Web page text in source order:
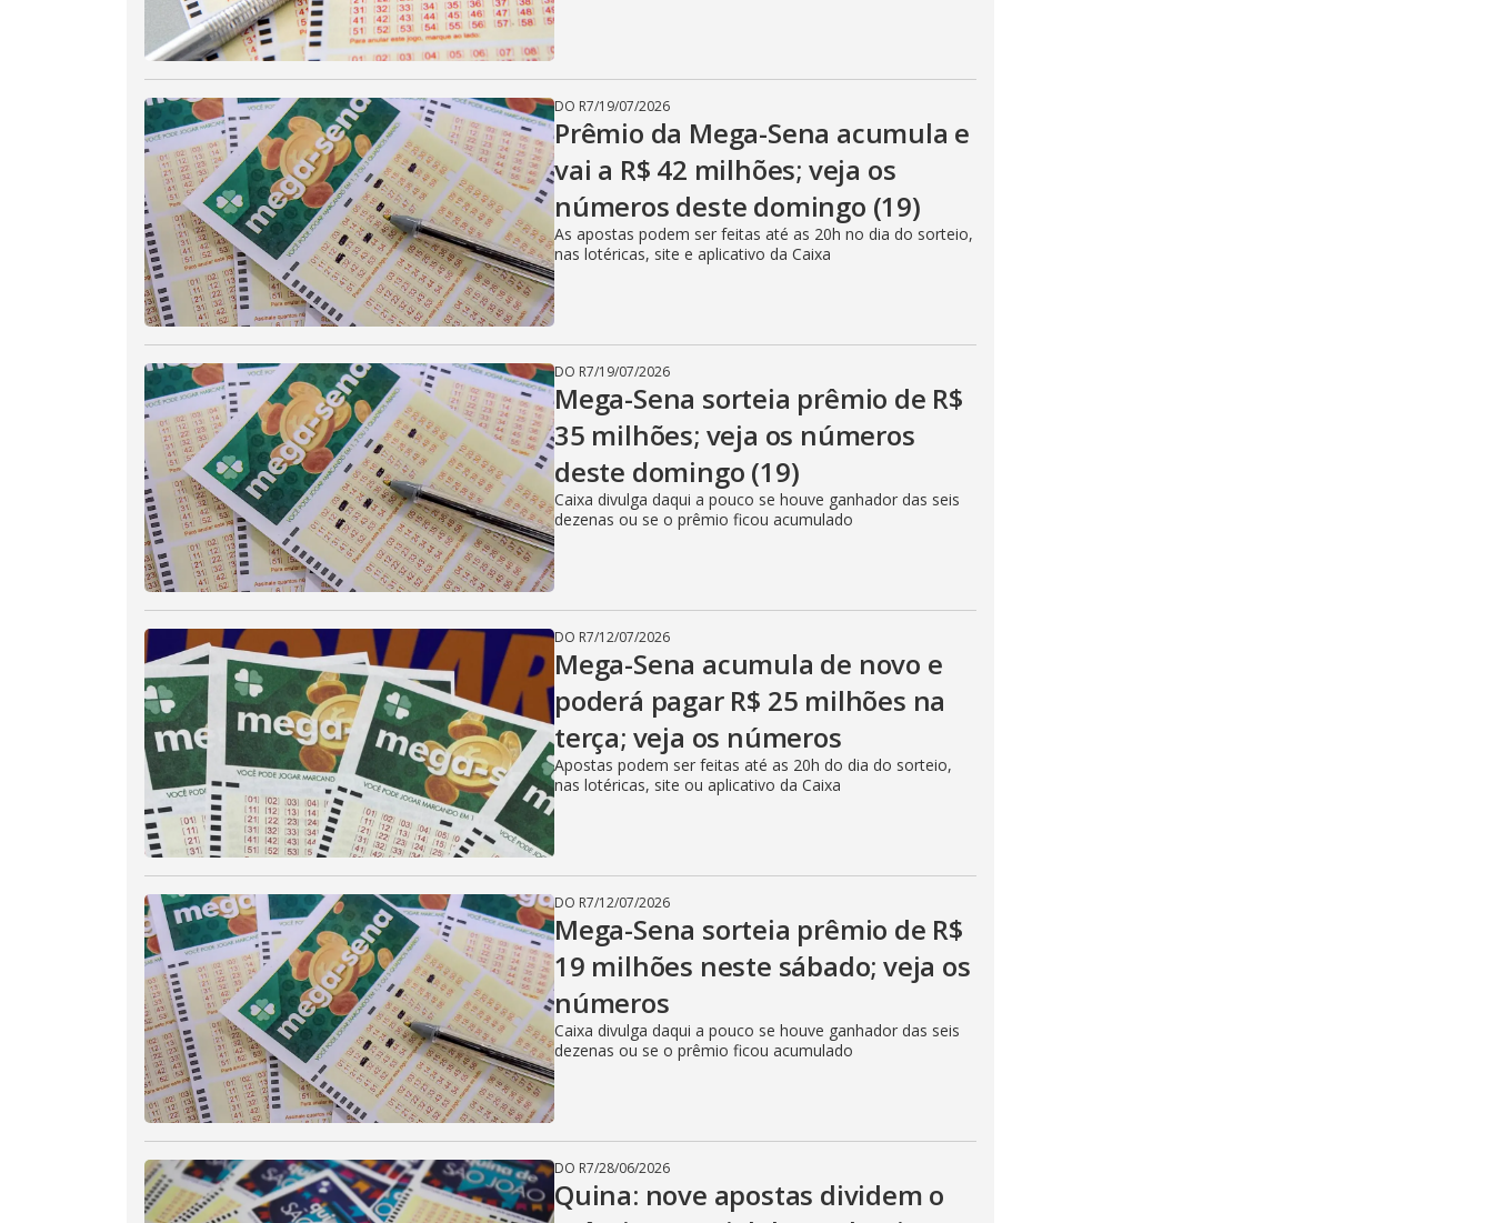
DO R7/19/07/2026
Prêmio da Mega-Sena acumula e
vai a R$ 42 milhões; veja os
números deste domingo (19)
As apostas podem ser feitas até as 20h no dia do sorteio,
nas lotéricas, site e aplicativo da Caixa
DO R7/19/07/2026
Mega-Sena sorteia prêmio de R$
35 milhões; veja os números
deste domingo (19)
Caixa divulga daqui a pouco se houve ganhador das seis
dezenas ou se o prêmio ficou acumulado
DO R7/12/07/2026
Mega-Sena acumula de novo e
poderá pagar R$ 25 milhões na
terça; veja os números
Apostas podem ser feitas até as 20h do dia do sorteio,
nas lotéricas, site ou aplicativo da Caixa
DO R7/12/07/2026
Mega-Sena sorteia prêmio de R$
19 milhões neste sábado; veja os
números
Caixa divulga daqui a pouco se houve ganhador das seis
dezenas ou se o prêmio ficou acumulado
DO R7/28/06/2026
Quina: nove apostas dividem o